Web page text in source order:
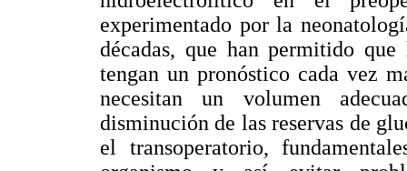
experimentado por la
décadas, que han permitido
tengan un pronóstico cada vez
necesitan un volumen
disminución de las reservas de
el transoperatorio,